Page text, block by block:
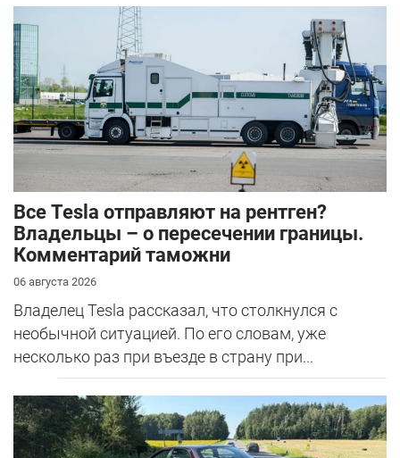
Все Tesla отправляют на рентген?
Владельцы – о пересечении границы.
Комментарий таможни
06 августа 2026
Владелец Tesla рассказал, что столкнулся с
необычной ситуацией. По его словам, уже
несколько раз при въезде в страну при...